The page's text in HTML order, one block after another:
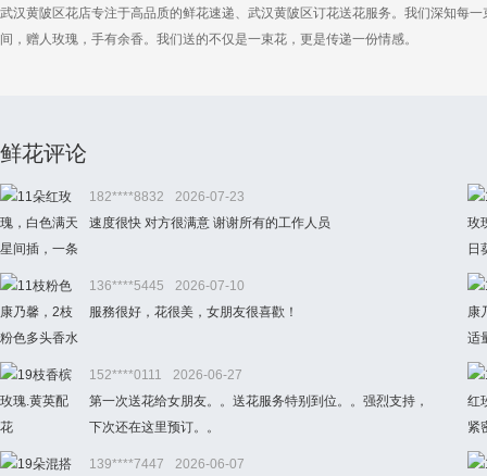
武汉黄陂区花店专注于高品质的鲜花速递、武汉黄陂区订花送花服务。我们深知每
间，赠人玫瑰，手有余香。我们送的不仅是一束花，更是传递一份情感。
鲜花评论
182****8832
2026-07-23
速度很快 对方很满意 谢谢所有的工作人员
136****5445
2026-07-10
服務很好，花很美，女朋友很喜歡！
152****0111
2026-06-27
第一次送花给女朋友。。送花服务特别到位。。强烈支持，
下次还在这里预订。。
139****7447
2026-06-07